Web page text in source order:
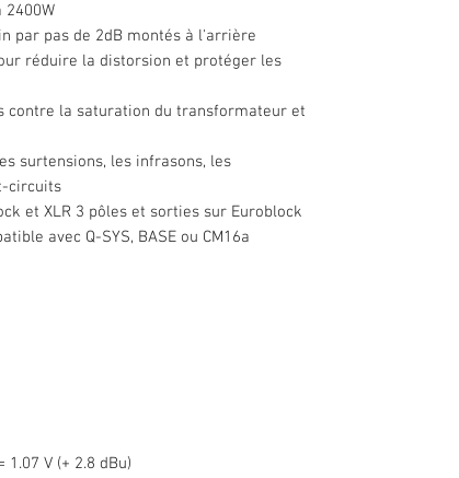
2400W
par pas de 2dB montés à l'arrière
réduire la distorsion et protéger les
contre la saturation du transformateur et
surtensions, les infrasons, les
circuits
et XLR 3 pôles et sorties sur Euroblock
avec Q-SYS, BASE ou CM16a
V (+ 2.8 dBu)